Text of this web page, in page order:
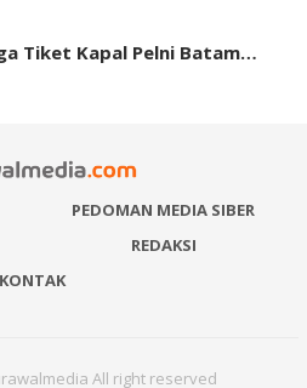
Tiket Kapal Pelni Batam…
PEDOMAN MEDIA SIBER
REDAKSI
KONTAK
All right reserved